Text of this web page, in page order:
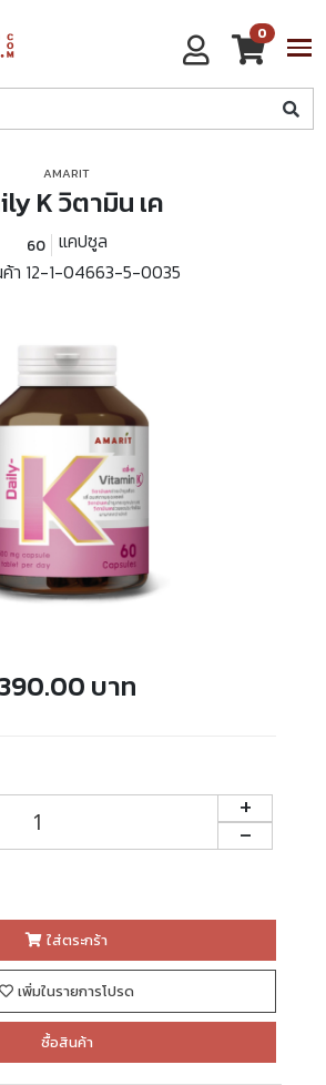
0
AMARIT
K วิตามิน เค
60
แคปซูล
า 12-1-04663-5-0035
390.00 บาท
+
-
ใส่ตระกร้า
เพิ่มในรายการโปรด
ซื้อสินค้า